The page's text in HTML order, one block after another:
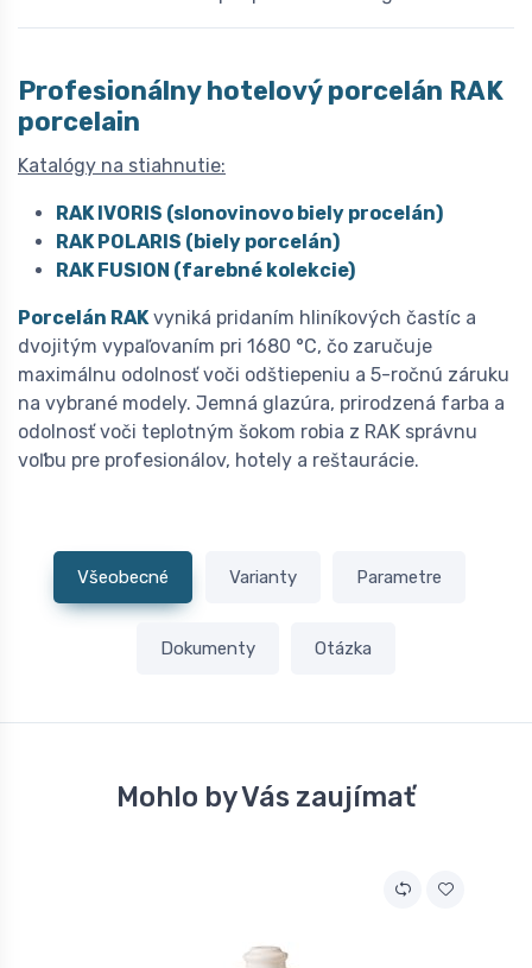
Profesionálny hotelový porcelán RAK
porcelain
Katalógy na stiahnutie:
RAK IVORIS (slonovinovo biely procelán)
RAK POLARIS (biely porcelán)
RAK FUSION (farebné kolekcie)
Porcelán RAKvyniká pridaním hliníkových častíc a
dvojitým vypaľovaním pri 1680 °C, čo zaručuje
maximálnu odolnosť voči odštiepeniu a 5-ročnú záruku
na vybrané modely. Jemná glazúra, prirodzená farba a
odolnosť voči teplotným šokom robia z RAK správnu
voľbu pre profesionálov, hotely a reštaurácie.
Všeobecné Varianty Parametre
Dokumenty Otázka
Mohlo by Vás zaujímať